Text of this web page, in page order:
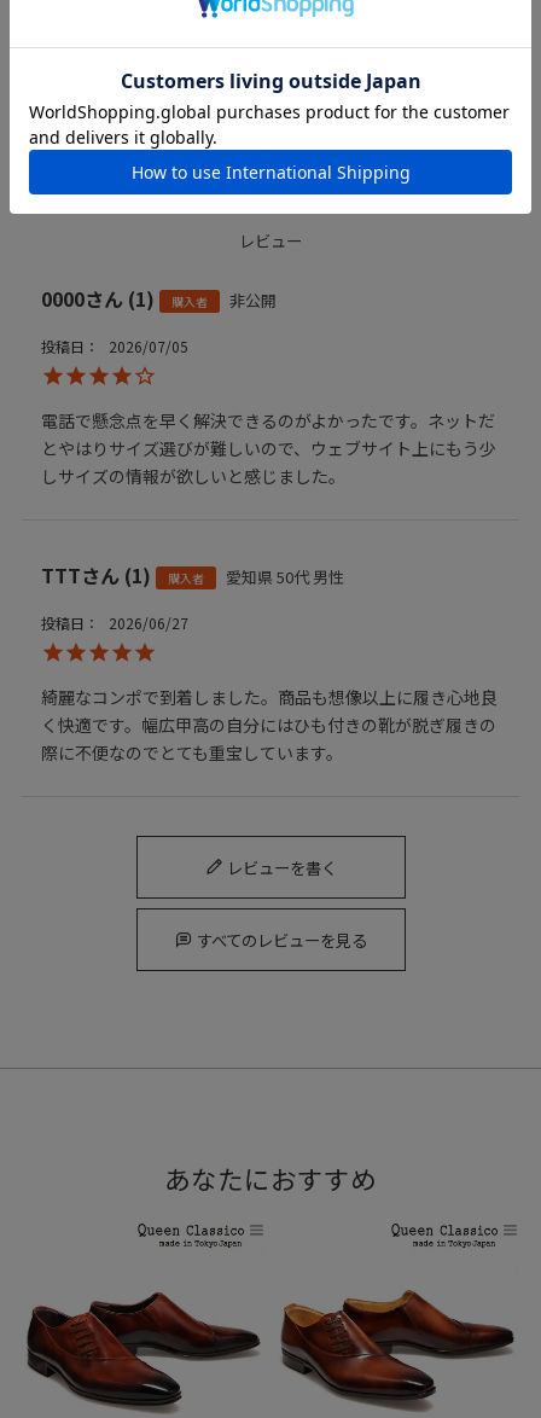
詳しくは、お買い物ガイドをご確認ください。
REVIEW
レビュー
0000 1 購入者 非公開
投稿日 2026/07/05
電話で懸念点を早く解決できるのがよかったです。ネットだ
とやはりサイズ選びが難しいので、ウェブサイト上にもう少
しサイズの情報が欲しいと感じました。
TTT 1 購入者 愛知県 50代 男性
投稿日 2026/06/27
綺麗なコンポで到着しました。商品も想像以上に履き心地良
く快適です。幅広甲高の自分にはひも付きの靴が脱ぎ履きの
際に不便なのでとても重宝しています。
レビューを書く
すべてのレビューを見る
あなたにおすすめ